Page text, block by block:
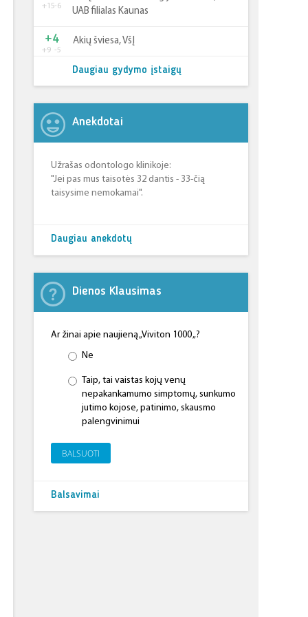
+15-6
UAB filialas Kaunas
+9 -5
+4 Akių šviesa, VšĮ
Daugiau gydymo įstaigų
Anekdotai
Užrašas odontologo klinikoje:
"Jei pas mus taisotės 32 dantis - 33-čią
taisysime nemokamai".
Daugiau anekdotų
Dienos Klausimas
Ar žinai apie naujieną „Viviton 1000 „?
Ne
Taip, tai vaistas kojų venų
nepakankamumo simptomų, sunkumo
jutimo kojose, patinimo, skausmo
palengvinimui
BALSUOTI
Balsavimai